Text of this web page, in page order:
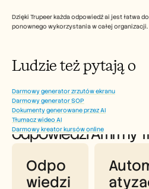
Dzięki Trupeer każda odpowiedź ai jest łatwa
ponownego wykorzystania w całej organizacji.
Ludzie też pytają o
Darmowy generator zrzutów ekranu
Darmowy generator SOP
Dokumenty generowane przez AI
Tłumacz wideo AI
Darmowy kreator kursów online
Korzyści z
odpowiedzi AI firmy
Odpo
wiedzi